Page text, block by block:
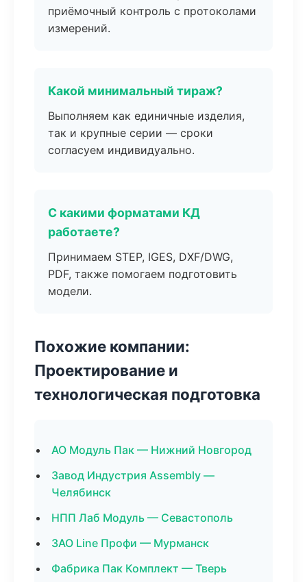
приёмочный контроль с протоколами
измерений.
Какой минимальный тираж?
Выполняем как единичные изделия,
так и крупные серии — сроки
согласуем индивидуально.
С какими форматами КД
работаете?
Принимаем STEP, IGES, DXF/DWG,
PDF, также помогаем подготовить
модели.
Похожие компании:
Проектирование и
технологическая подготовка
АО Модуль Пак — Нижний Новгород
Завод Индустрия Assembly —
Челябинск
НПП Лаб Модуль — Севастополь
ЗАО Line Профи — Мурманск
Фабрика Пак Комплект — Тверь